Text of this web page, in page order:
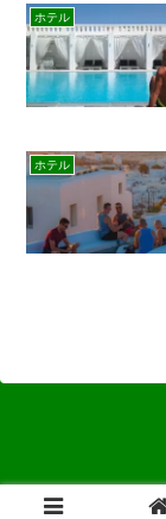
ホテル
ホテル